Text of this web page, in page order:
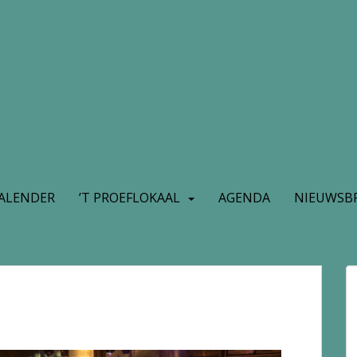
’T PROEFLOKAAL AGENDA